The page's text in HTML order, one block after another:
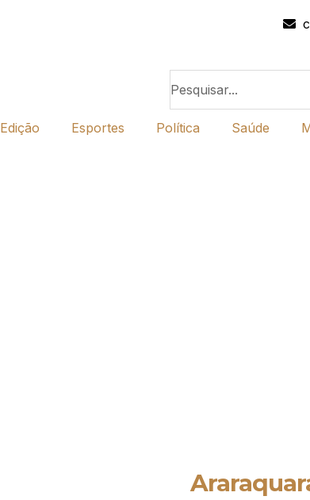
Edição Esportes Política Saúde